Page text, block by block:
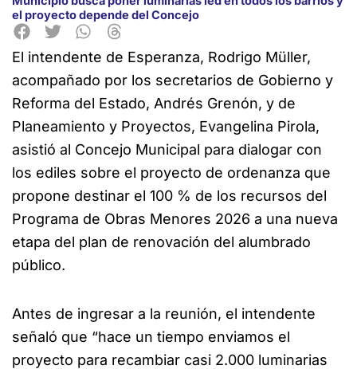
el proyecto depende del Concejo
El intendente de Esperanza, Rodrigo Müller,
acompañado por los secretarios de Gobierno y
Reforma del Estado, Andrés Grenón, y de
Planeamiento y Proyectos, Evangelina Pirola,
asistió al Concejo Municipal para dialogar con
los ediles sobre el proyecto de ordenanza que
propone destinar el 100 % de los recursos del
Programa de Obras Menores 2026 a una nueva
etapa del plan de renovación del alumbrado
público.
Antes de ingresar a la reunión, el intendente
señaló que “hace un tiempo enviamos el
proyecto para recambiar casi 2.000 luminarias